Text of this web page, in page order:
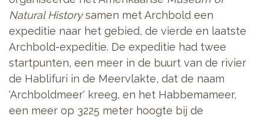
Natural Historysamen met Archbold een
expeditie naar het gebied, de vierde en laatste
Archbold-expeditie. De expeditie had twee
startpunten, een meer in de buurt van de rivier
de Hablifuri in de Meervlakte, dat de naam
'Archboldmeer' kreeg, en het Habbemameer,
een meer op 3225 meter hoogte bij de